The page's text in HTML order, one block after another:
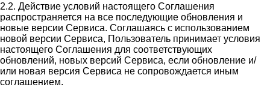
2.2. Действие условий настоящего Соглашения
распространяется на все последующие обновления и
новые версии Сервиса. Соглашаясь с использованием
новой версии Сервиса, Пользователь принимает условия
настоящего Соглашения для соответствующих
обновлений, новых версий Сервиса, если обновление и/
или новая версия Сервиса не сопровождается иным
соглашением.